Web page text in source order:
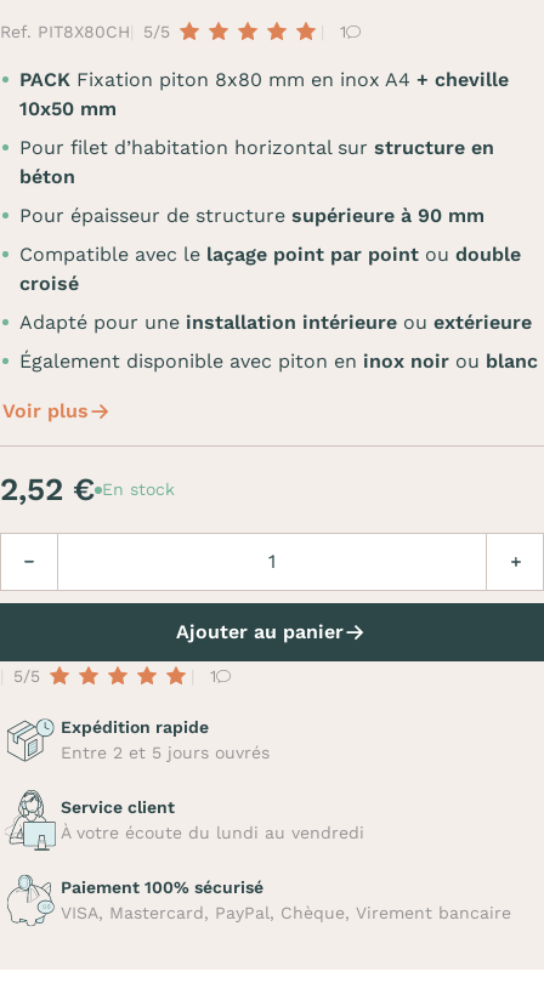
Ref. PIT8X80CH 5/5 1
PACK Fixation piton 8x80 mm en inox A4 + cheville
10x50 mm
Pour filet d’habitation horizontal sur structure en
béton
Pour épaisseur de structure supérieure à 90 mm
Compatible avec le laçage point par point ou double
croisé
Adapté pour une installation intérieure ou extérieure
Également disponible avec piton en inox noir ou blanc
Voir plus
2,52 € En stock
Ajouter au panier
5/5 1
Expédition rapide
Entre 2 et 5 jours ouvrés
Service client
À votre écoute du lundi au vendredi
Paiement 100% sécurisé
VISA, Mastercard, PayPal, Chèque, Virement bancaire